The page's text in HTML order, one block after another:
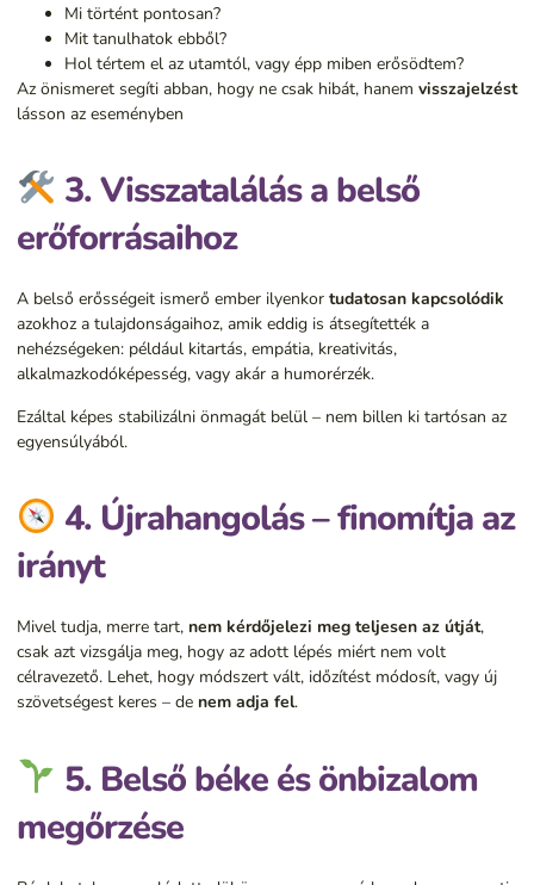
Mi történt pontosan?
Mit tanulhatok ebből?
Hol tértem el az utamtól, vagy épp miben erősödtem?
Az önismeret segíti abban, hogy ne csak hibát, hanem visszajelzést
lásson az eseményben
3. Visszatalálás a belső
erőforrásaihoz
A belső erősségeit ismerő ember ilyenkor tudatosan kapcsolódik
azokhoz a tulajdonságaihoz, amik eddig is átsegítették a
nehézségeken: például kitartás, empátia, kreativitás,
alkalmazkodóképesség, vagy akár a humorérzék.
Ezáltal képes stabilizálni önmagát belül – nem billen ki tartósan az
egyensúlyából.
4. Újrahangolás – finomítja az
irányt
Mivel tudja, merre tart, nem kérdőjelezi meg teljesen az útját,
csak azt vizsgálja meg, hogy az adott lépés miért nem volt
célravezető. Lehet, hogy módszert vált, időzítést módosít, vagy új
szövetségest keres – de nem adja fel.
5. Belső béke és önbizalom
megőrzése